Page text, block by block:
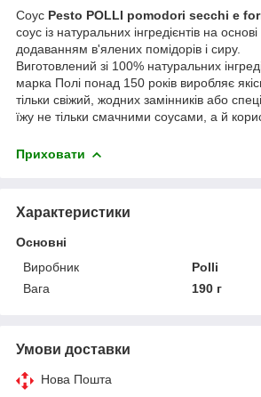
Соус Pesto POLLI pomodori secchi e
соус із натуральних інгредієнтів на основі
додаванням в'ялених помідорів і сиру.
Виготовлений зі 100% натуральних
марка Полі понад 150 років виробляє
тільки свіжий, жодних замінників або
їжу не тільки смачними соусами, а й
Приховати
Характеристики
Основні
Виробник
Polli
Вага
190 г
Умови доставки
Нова Пошта